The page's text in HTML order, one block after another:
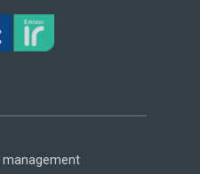
management